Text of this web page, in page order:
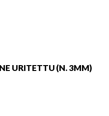
URITETTU (N. 3MM)